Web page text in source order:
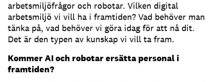
arbetsmiljöfrågor och robotar. Vilken digital
arbetsmiljö vi vill ha i framtiden? Vad behöver man
tänka på, vad behöver vi göra idag för att nå dit.
Det är den typen av kunskap vi vill ta fram.
Kommer AI och robotar ersätta personal i
framtiden?